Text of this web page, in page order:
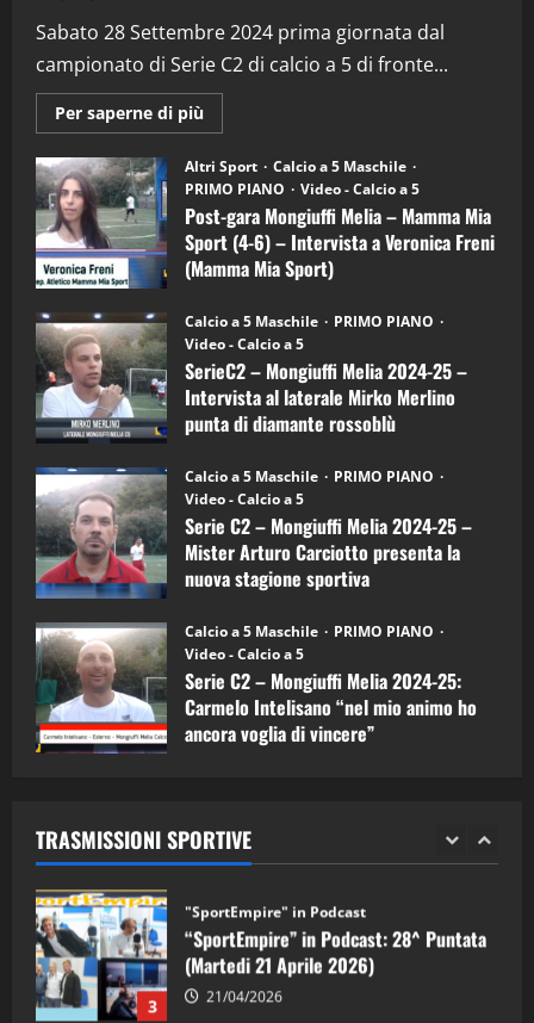
Sabato 28 Settembre 2024 prima giornata dal
campionato di Serie C2 di calcio a 5 di fronte...
Per saperne di più
informazioni
Post-
gara
Mongiuffi
Melia
–
Mamma
Mia
Sport
6)
–
Intervista
a
mister
Arturo
Carciotto
(Mongiuffi
Altri Sport
Calcio a 5 Maschile
PRIMO PIANO
Video - Calcio a 5
Post-gara Mongiuffi Melia – Mamma Mia
Sport (4-6) – Intervista a Veronica Freni
(Mamma Mia Sport)
Calcio a 5 Maschile
PRIMO PIANO
Video - Calcio a 5
SerieC2 – Mongiuffi Melia 2024-25 –
Intervista al laterale Mirko Merlino
punta di diamante rossoblù
Calcio a 5 Maschile
PRIMO PIANO
Video - Calcio a 5
Serie C2 – Mongiuffi Melia 2024-25 –
Mister Arturo Carciotto presenta la
nuova stagione sportiva
Calcio a 5 Maschile
PRIMO PIANO
Video - Calcio a 5
Serie C2 – Mongiuffi Melia 2024-25:
Carmelo Intelisano “nel mio animo ho
ancora voglia di vincere”
TRASMISSIONI SPORTIVE
2
“SportEmpire” in Podcast: 29^ Puntata
(Martedi 28 Aprile 2026)
28/04/2026
3
"SportEmpire" in Podcast
“SportEmpire” in Podcast: 28^ Puntata
(Martedi 21 Aprile 2026)
21/04/2026
4
“SportEmpire” in Podcast: 27^ Puntata
(Martedi 14 Aprile 2026)
15/04/2026
5
“SportEmpire” in Podcast: 26^ Puntata
(Martedi 07 Aprile 2026)
08/04/2026
1
“SportEmpire” in Podcast: 30^ Puntata
(Martedi 05 Maggio 2026)
08/05/2026
2 28/04/2026
3
"SportEmpire" in Podcast
“SportEmpire” in Podcast: 28^ Puntata
(Martedi 21 Aprile 2026)
21/04/2026